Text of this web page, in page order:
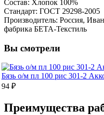
Состав: Хлопок 100%
Стандарт: ГОСТ 29298-2005
Производитель: Россия,
фабрика БЕТА-Текстиль
Вы смотрели
Бязь о/м пл 100 рис 301-2
94 ₽
Преимущества